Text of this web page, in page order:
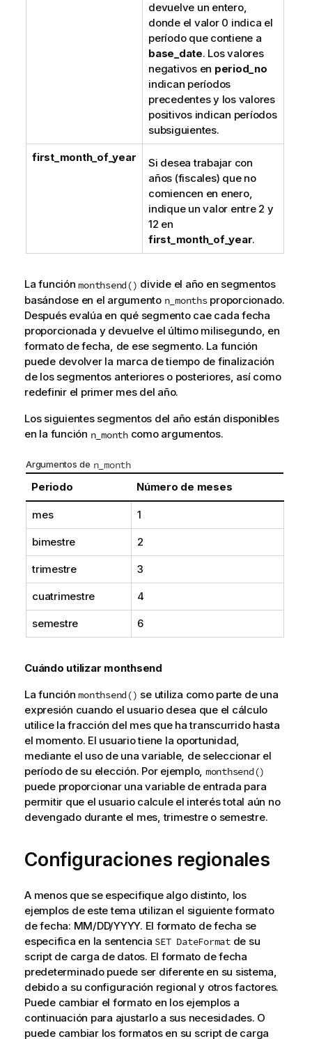
devuelve un entero,
donde el valor 0 indica el
período que contiene a
base_date. Los valores
negativos en period_no
indican períodos
precedentes y los valores
positivos indican períodos
subsiguientes.
first_month_of_year
Si desea trabajar con
años (fiscales) que no
comiencen en enero,
indique un valor entre 2 y
12 en
first_month_of_year.
La funciónmonthsend() divide el año en segmentos
basándose en el argumento n_monthsproporcionado.
Después evalúa en qué segmento cae cada fecha
proporcionada y devuelve el último milisegundo, en
formato de fecha, de ese segmento. La función
puede devolver la marca de tiempo de finalización
de los segmentos anteriores o posteriores, así como
redefinir el primer mes del año.
Los siguientes segmentos del año están disponibles
en la función n_monthcomo argumentos.
Argumentos de n_month
Periodo Número de meses
mes 1
bimestre 2
trimestre 3
cuatrimestre 4
semestre 6
Cuándo utilizar monthsend
La funciónmonthsend() se utiliza como parte de una
expresión cuando el usuario desea que el cálculo
utilice la fracción del mes que ha transcurrido hasta
el momento. El usuario tiene la oportunidad,
mediante el uso de unavariable, de seleccionar el
período de su elección. Por ejemplo, monthsend()
puede proporcionar una variable de entrada para
permitir que el usuario calcule el interés total aún no
devengado durante el mes, trimestre o semestre.
Configuraciones regionales
A menos que se especifique algo distinto, los
ejemplos de este tema utilizan el siguiente formato
de fecha: MM/DD/YYYY. El formato de fecha se
especifica en la sentencia SET DateFormatde su
script de carga de datos. El formato de fecha
predeterminado puede ser diferente en su sistema,
debido a su configuración regional y otros factores.
Puede cambiar el formato en los ejemplos a
continuación para ajustarlo a sus necesidades. O
puede cambiar los formatos en su script de carga